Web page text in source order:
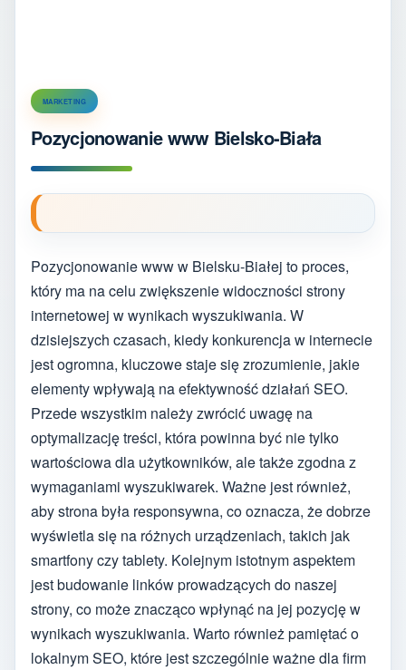
MARKETING
Pozycjonowanie www Bielsko-Biała
Pozycjonowanie www w Bielsku-Białej to proces,
który ma na celu zwiększenie widoczności strony
internetowej w wynikach wyszukiwania. W
dzisiejszych czasach, kiedy konkurencja w internecie
jest ogromna, kluczowe staje się zrozumienie, jakie
elementy wpływają na efektywność działań SEO.
Przede wszystkim należy zwrócić uwagę na
optymalizację treści, która powinna być nie tylko
wartościowa dla użytkowników, ale także zgodna z
wymaganiami wyszukiwarek. Ważne jest również,
aby strona była responsywna, co oznacza, że dobrze
wyświetla się na różnych urządzeniach, takich jak
smartfony czy tablety. Kolejnym istotnym aspektem
jest budowanie linków prowadzących do naszej
strony, co może znacząco wpłynąć na jej pozycję w
wynikach wyszukiwania. Warto również pamiętać o
lokalnym SEO, które jest szczególnie ważne dla firm